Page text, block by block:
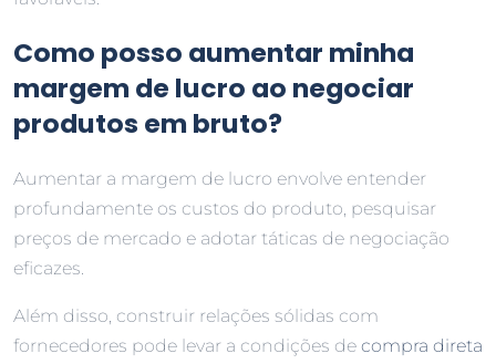
Como posso aumentar minha
margem de lucro ao negociar
produtos em bruto?
Aumentar a margem de lucro envolve entender
profundamente os custos do produto, pesquisar
preços de mercado e adotar táticas de negociação
eficazes.
Além disso, construir relações sólidas com
fornecedores pode levar a condições de compra direta